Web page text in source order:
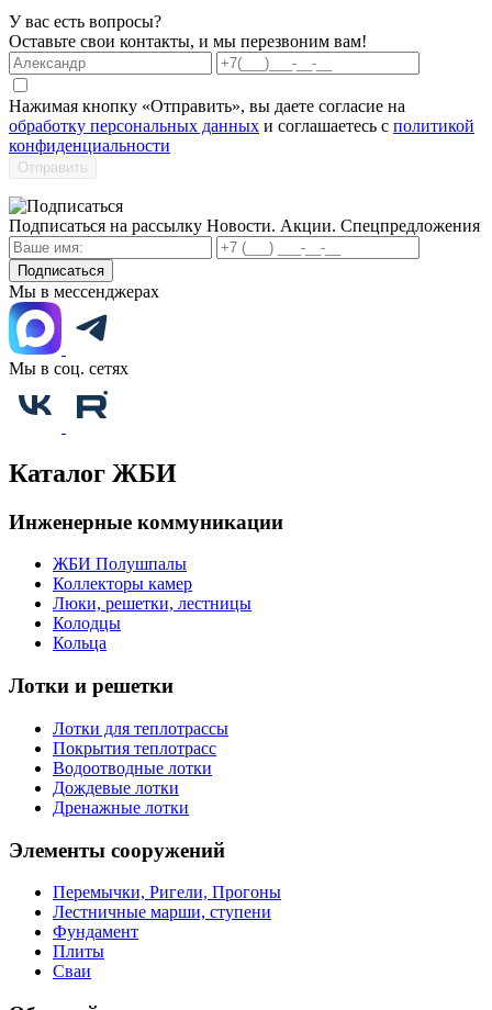
У вас есть вопросы?
Оставьте свои контакты, и мы перезвоним вам!
Нажимая кнопку «Отправить», вы даете согласие на
обработку персональных данных и соглашаетесь с политикой
конфиденциальности
Отправить
Подписаться на рассылку Новости. Акции. Спецпредложения
Подписаться
Мы в мессенджерах
Мы в соц. сетях
Каталог ЖБИ
Инженерные коммуникации
ЖБИ Полушпалы
Коллекторы камер
Люки, решетки, лестницы
Колодцы
Кольца
Лотки и решетки
Лотки для теплотрассы
Покрытия теплотрасс
Водоотводные лотки
Дождевые лотки
Дренажные лотки
Элементы сооружений
Перемычки, Ригели, Прогоны
Лестничные марши, ступени
Фундамент
Плиты
Сваи